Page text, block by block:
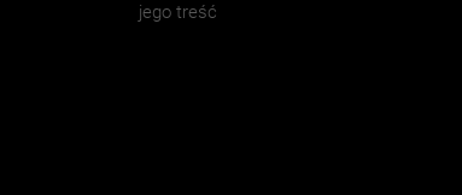
jego treść